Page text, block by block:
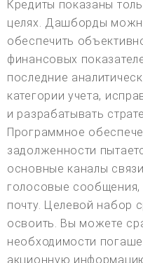
Кредиты показаны
целях. Дашборды
обеспечить
финансовых
последние
категории учета,
и разрабатывать
Программное
задолженности
основные каналы
голосовые сообщения,
почту. Целевой набор
освоить. Вы можете
необходимости
акционную